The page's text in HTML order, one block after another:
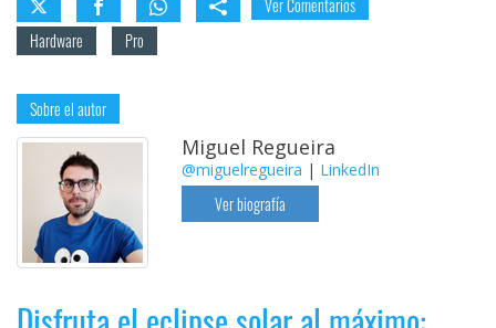
Ver Comentarios
Hardware
Pro
Sobre el autor
Miguel Regueira
@miguelregueira | LinkedIn
Ver biografía